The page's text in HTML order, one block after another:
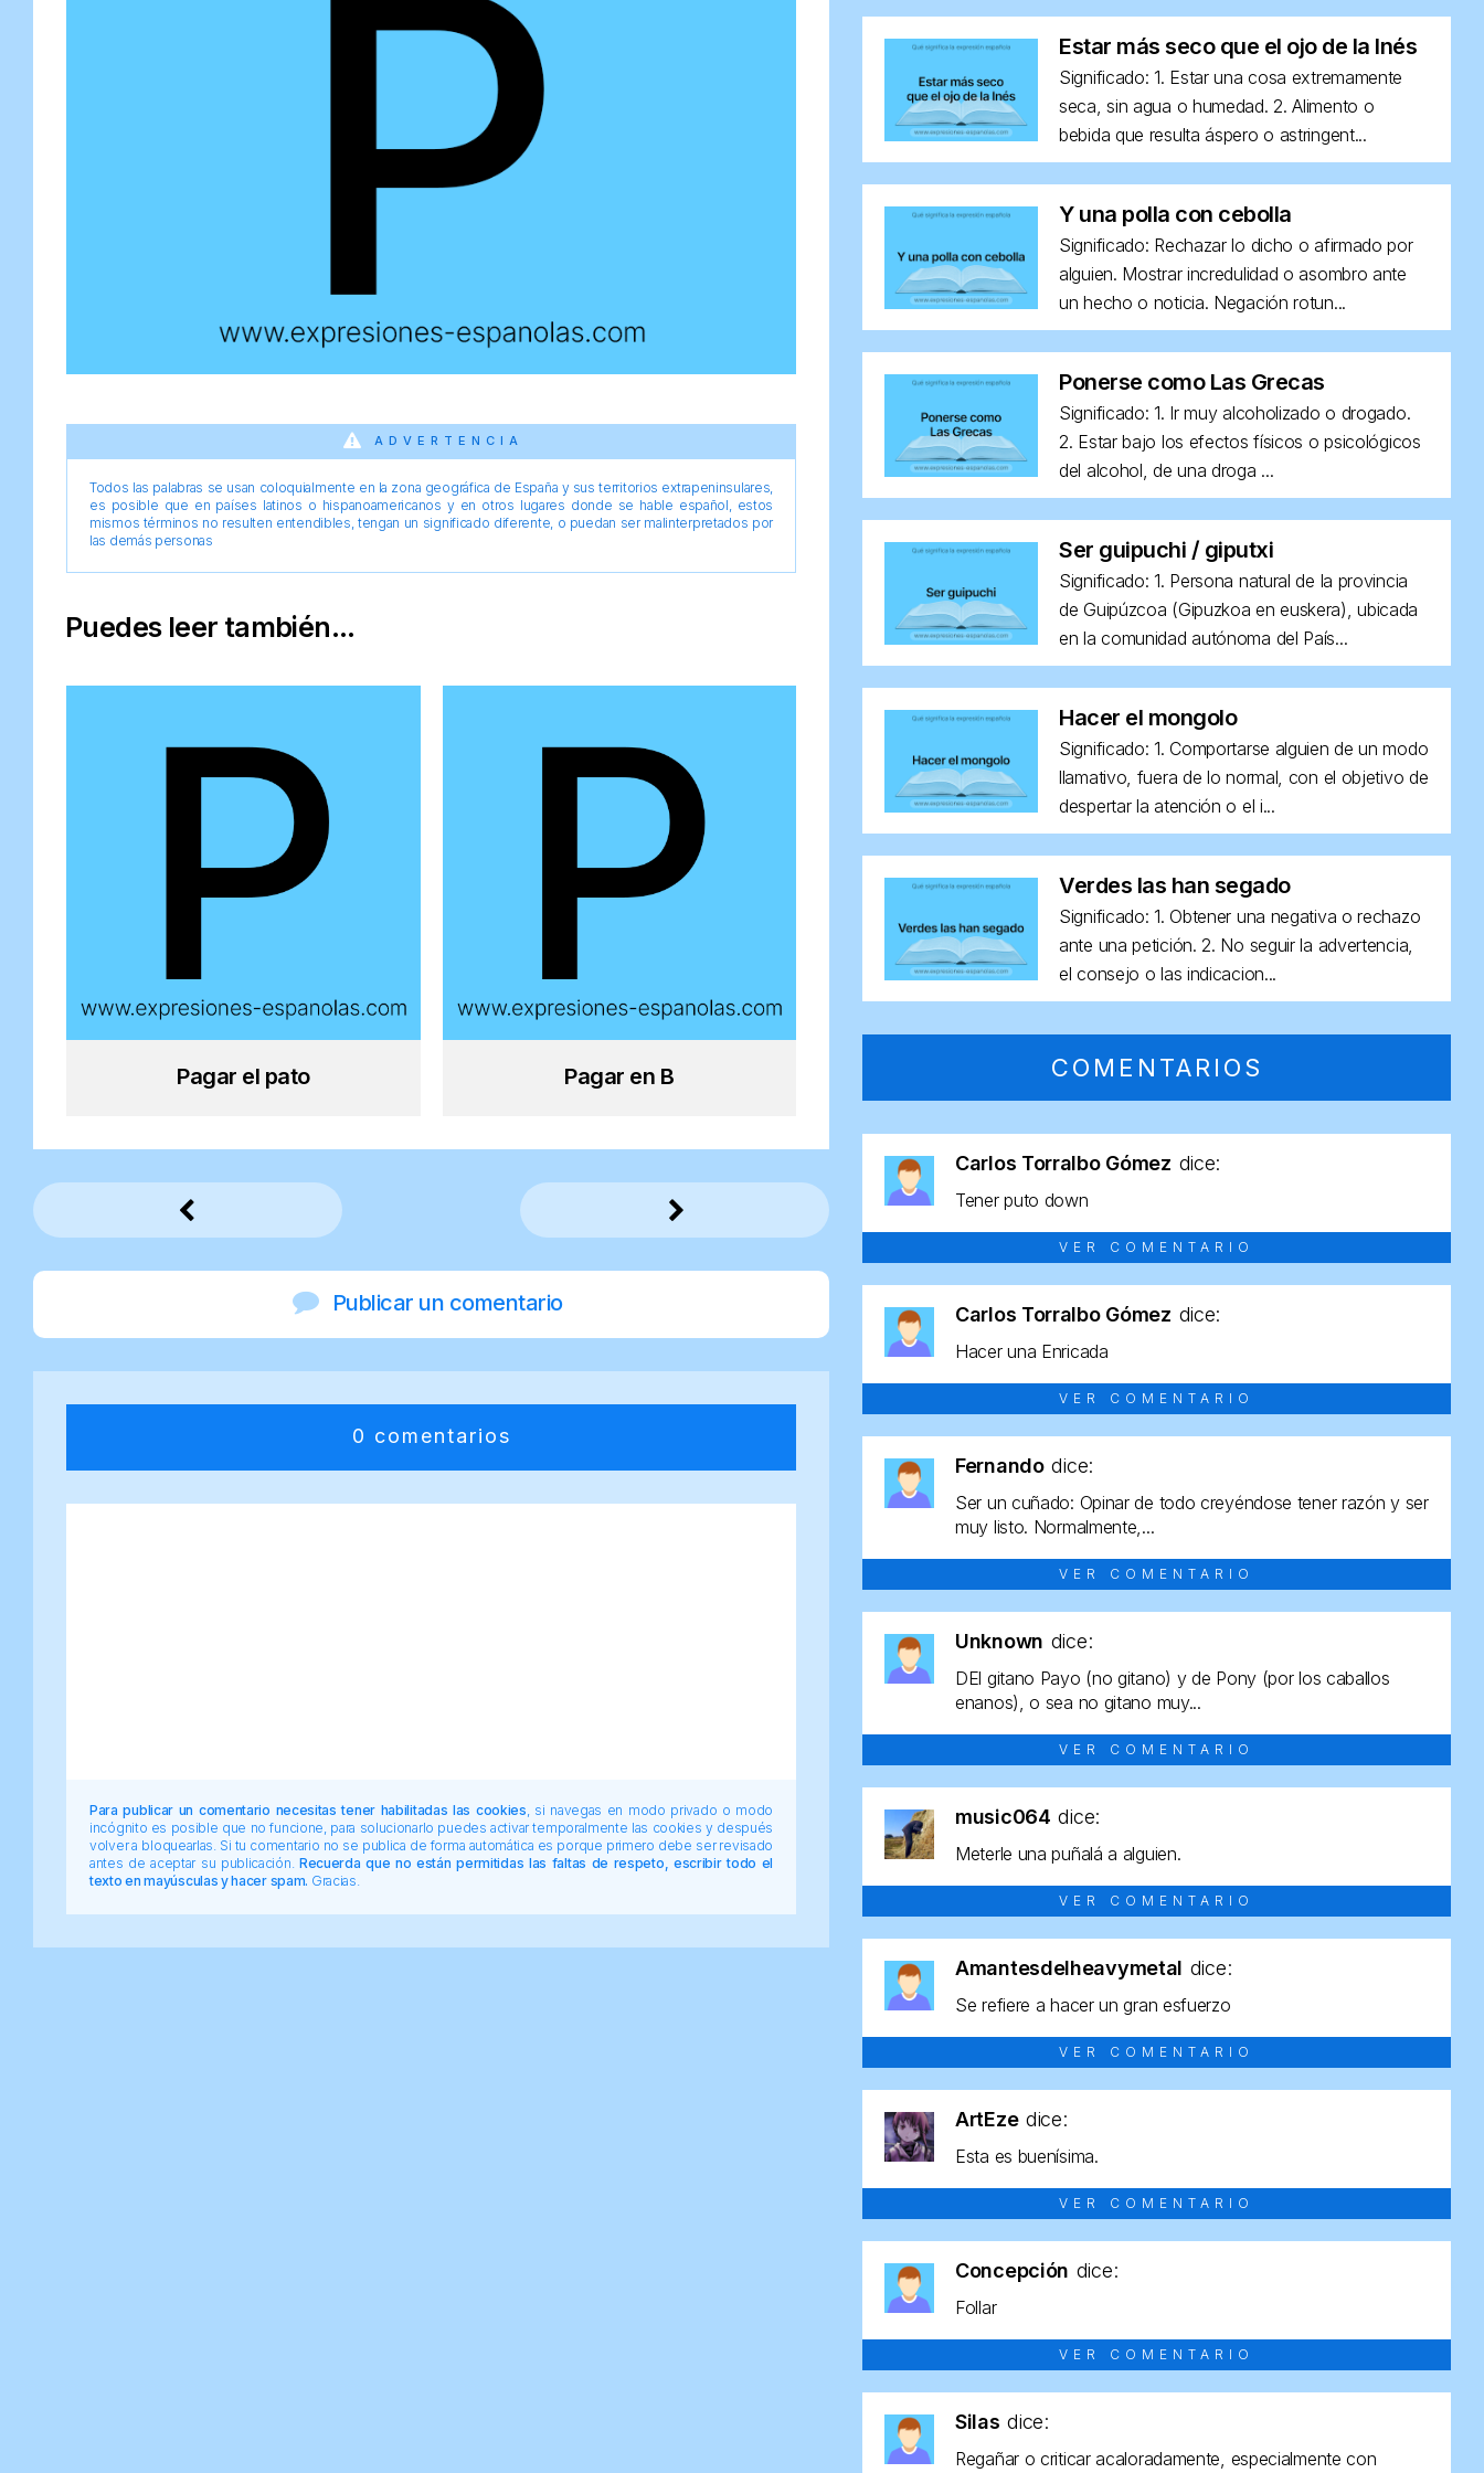
ADVERTENCIA
Todos las palabras se usan coloquialmente en la zona geográfica de España y sus territorios extrapeninsulares,
es posible que en países latinos o hispanoamericanos y en otros lugares donde se hable español, estos
mismos términos no resulten entendibles, tengan un significado diferente, o puedan ser malinterpretados por
las demás personas
Puedes leer también...
Pagar el pato Pagar en B
Publicar un comentario
0 comentarios
Para publicar un comentario necesitas tener habilitadas las cookies , si navegas en modo privado o modo
incógnito es posible que no funcione, para solucionarlo puedes activar temporalmente las cookies y después
volver a bloquearlas. Si tu comentario no se publica de forma automática es porque primero debe ser revisado
antes de aceptar su publicación. Recuerda que no están permitidas las faltas de respeto, escribir todo el
texto en mayúsculas y hacer spam. Gracias.
Estar más seco que el ojo de la Inés
Significado: 1. Estar una cosa extremamente
seca, sin agua o humedad. 2. Alimento o
bebida que resulta áspero o astringent...
Y una polla con cebolla
Significado: Rechazar lo dicho o afirmado por
alguien. Mostrar incredulidad o asombro ante
un hecho o noticia. Negación rotun...
Ponerse como Las Grecas
Significado: 1. Ir muy alcoholizado o drogado.
2. Estar bajo los efectos físicos o psicológicos
del alcohol, de una droga ...
Ser guipuchi / giputxi
Significado: 1. Persona natural de la provincia
de Guipúzcoa (Gipuzkoa en euskera), ubicada
en la comunidad autónoma del País...
Hacer el mongolo
Significado: 1. Comportarse alguien de un modo
llamativo, fuera de lo normal, con el objetivo de
despertar la atención o el i...
Verdes las han segado
Significado: 1. Obtener una negativa o rechazo
ante una petición. 2. No seguir la advertencia,
el consejo o las indicacion...
COMENTARIOS
Carlos Torralbo Gómez dice:
Tener puto down
VER COMENTARIO
Carlos Torralbo Gómez dice:
Hacer una Enricada
VER COMENTARIO
Fernando dice:
Ser un cuñado: Opinar de todo creyéndose tener razón y ser
muy listo. Normalmente,...
VER COMENTARIO
Unknown dice:
DEl gitano Payo (no gitano) y de Pony (por los caballos
enanos), o sea no gitano muy...
VER COMENTARIO
music064 dice:
Meterle una puñalá a alguien.
VER COMENTARIO
Amantesdelheavymetal dice:
Se refiere a hacer un gran esfuerzo
VER COMENTARIO
ArtEze dice:
Esta es buenísima.
VER COMENTARIO
Concepción dice:
Follar
VER COMENTARIO
Silas dice:
Regañar o criticar acaloradamente, especialmente con